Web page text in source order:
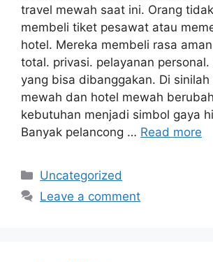
travel mewah saat ini. Orang
membeli tiket pesawat atau
hotel. Mereka membeli rasa
total. privasi. pelayanan
yang bisa dibanggakan. Di
mewah dan hotel mewah
kebutuhan menjadi simbol gaya
Banyak pelancong … Read more
Categories
Uncategorized
Leave a comment